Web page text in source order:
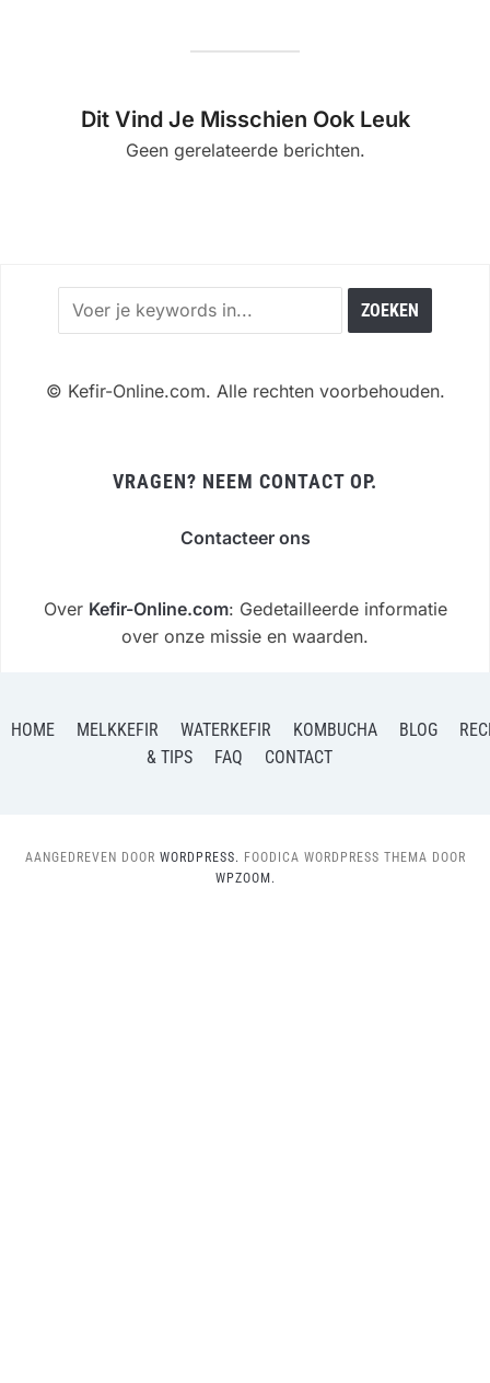
Dit Vind Je Misschien Ook Leuk
Geen gerelateerde berichten.
© Kefir-Online.com. Alle rechten voorbehouden.
VRAGEN? NEEM CONTACT OP.
Contacteer ons
Over Kefir-Online.com: Gedetailleerde informatie
over onze missie en waarden.
HOME MELKKEFIR WATERKEFIR KOMBUCHA BLOG
& TIPS
FAQ CONTACT
AANGEDREVEN DOOR WORDPRESS. FOODICA WORDPRESS THEMA DOOR
WPZOOM.